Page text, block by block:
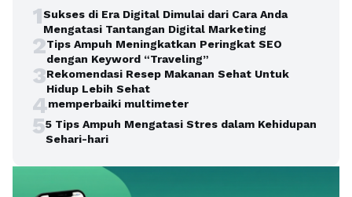
1Sukses di Era Digital Dimulai dari Cara Anda
Mengatasi Tantangan Digital Marketing
2Tips Ampuh Meningkatkan Peringkat SEO
dengan Keyword “Traveling”
3Rekomendasi Resep Makanan Sehat Untuk
Hidup Lebih Sehat
4memperbaiki multimeter
55 Tips Ampuh Mengatasi Stres dalam Kehidupan
Sehari-hari